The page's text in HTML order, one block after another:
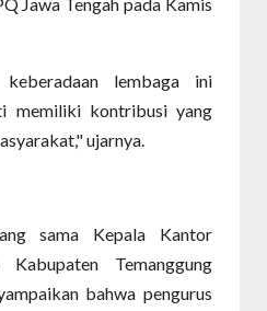
lembaga ini
memiliki kontribusi yang
ujarnya.
sama Kepala Kantor
Temanggung
bahwa pengurus